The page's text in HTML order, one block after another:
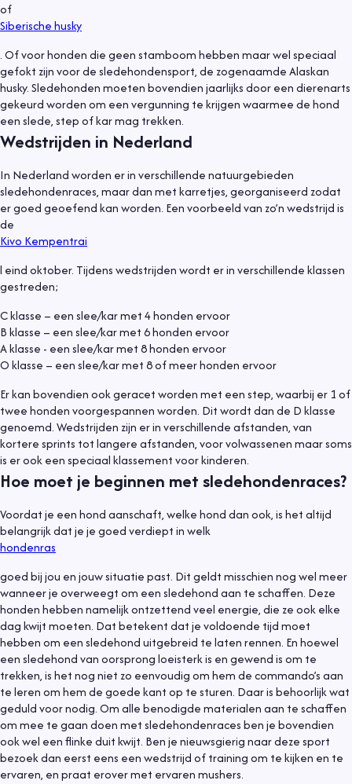
of
Siberische husky
. Of voor honden die geen stamboom hebben maar wel speciaal
gefokt zijn voor de sledehondensport, de zogenaamde Alaskan
husky. Sledehonden moeten bovendien jaarlijks door een dierenarts
gekeurd worden om een vergunning te krijgen waarmee de hond
een slede, step of kar mag trekken.
Wedstrijden in Nederland
In Nederland worden er in verschillende natuurgebieden
sledehondenraces, maar dan met karretjes, georganiseerd zodat
er goed geoefend kan worden. Een voorbeeld van zo’n wedstrijd is
de
Kivo Kempentrai
l eind oktober. Tijdens wedstrijden wordt er in verschillende klassen
gestreden;
C klasse – een slee/kar met 4 honden ervoor
B klasse – een slee/kar met 6 honden ervoor
A klasse - een slee/kar met 8 honden ervoor
O klasse – een slee/kar met 8 of meer honden ervoor
Er kan bovendien ook geracet worden met een step, waarbij er 1 of
twee honden voorgespannen worden. Dit wordt dan de D klasse
genoemd. Wedstrijden zijn er in verschillende afstanden, van
kortere sprints tot langere afstanden, voor volwassenen maar soms
is er ook een speciaal klassement voor kinderen.
Hoe moet je beginnen met sledehondenraces?
Voordat je een hond aanschaft, welke hond dan ook, is het altijd
belangrijk dat je je goed verdiept in welk
hondenras
goed bij jou en jouw situatie past. Dit geldt misschien nog wel meer
wanneer je overweegt om een sledehond aan te schaffen. Deze
honden hebben namelijk ontzettend veel energie, die ze ook elke
dag kwijt moeten. Dat betekent dat je voldoende tijd moet
hebben om een sledehond uitgebreid te laten rennen. En hoewel
een sledehond van oorsprong loeisterk is en gewend is om te
trekken, is het nog niet zo eenvoudig om hem de commando’s aan
te leren om hem de goede kant op te sturen. Daar is behoorlijk wat
geduld voor nodig. Om alle benodigde materialen aan te schaffen
om mee te gaan doen met sledehondenraces ben je bovendien
ook wel een flinke duit kwijt. Ben je nieuwsgierig naar deze sport
bezoek dan eerst eens een wedstrijd of training om te kijken en te
ervaren, en praat erover met ervaren mushers.
Tips 25 oktober 2021
Wat kost een hond?